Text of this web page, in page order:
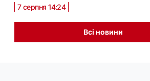
7 серпня 14:24
Всі новини